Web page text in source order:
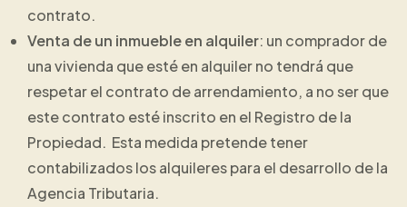
contrato.
Venta de un inmueble en alquiler: un comprador de
una vivienda que esté en alquiler no tendrá que
respetar el contrato de arrendamiento, a no ser que
este contrato esté inscrito en el Registro de la
Propiedad. Esta medida pretende tener
contabilizados los alquileres para el desarrollo de la
Agencia Tributaria.